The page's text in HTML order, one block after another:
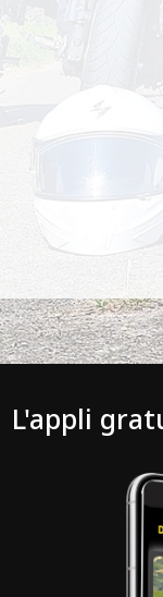
L'appli